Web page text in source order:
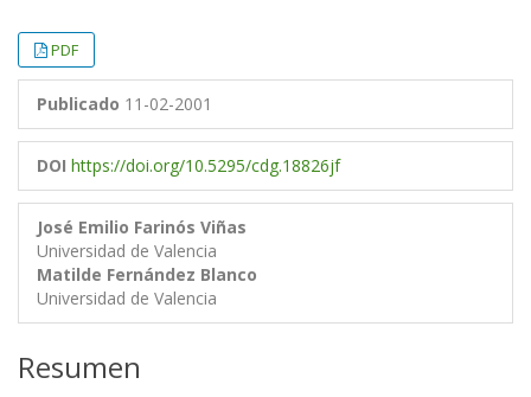
PDF
Publicado 11-02-2001
DOI https://doi.org/10.5295/cdg.18826jf
José Emilio Farinós Viñas
Universidad de Valencia
Matilde Fernández Blanco
Universidad de Valencia
Resumen